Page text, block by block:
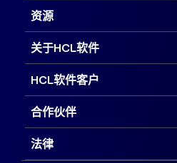
资源
关于HCL软件
HCL软件客户
合作伙伴
法律